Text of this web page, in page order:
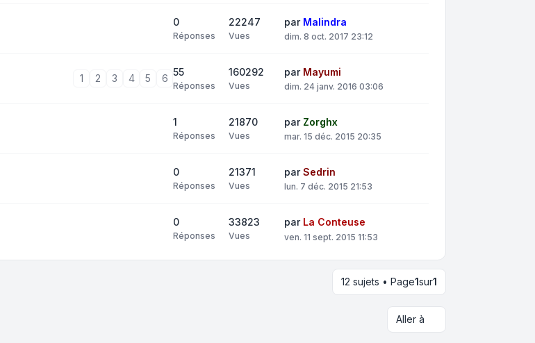
0
Réponses
22247
Vues
par Malindra
dim. 8 oct. 2017 23:12
1 2 3 4 5 6
55
Réponses
160292
Vues
par Mayumi
dim. 24 janv. 2016 03:06
1
Réponses
21870
Vues
par Zorghx
mar. 15 déc. 2015 20:35
0
Réponses
21371
Vues
parSedrin
lun. 7 déc. 2015 21:53
0
Réponses
33823
Vues
par La Conteuse
ven. 11 sept. 2015 11:53
12 sujets • Page1sur1
Aller à